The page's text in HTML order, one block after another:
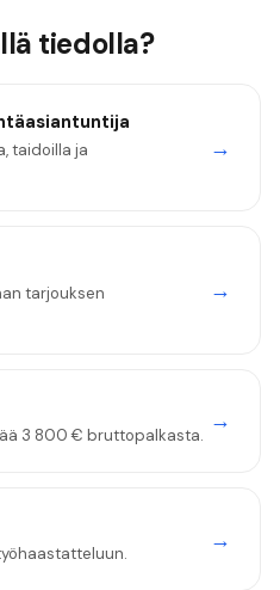
tiedolla?
taidoilla ja
→
tarjouksen
→
3 800 € bruttopalkasta.
→
→